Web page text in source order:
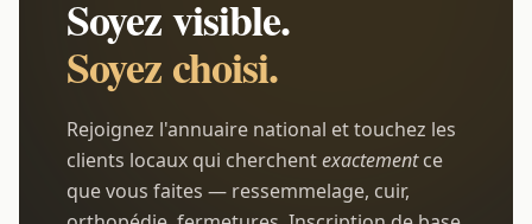
Soyez visible.
Soyez choisi.
Rejoignez l'annuaire national et touchez les
clients locaux qui cherchentexactementce
que vous faites — ressemmelage, cuir,